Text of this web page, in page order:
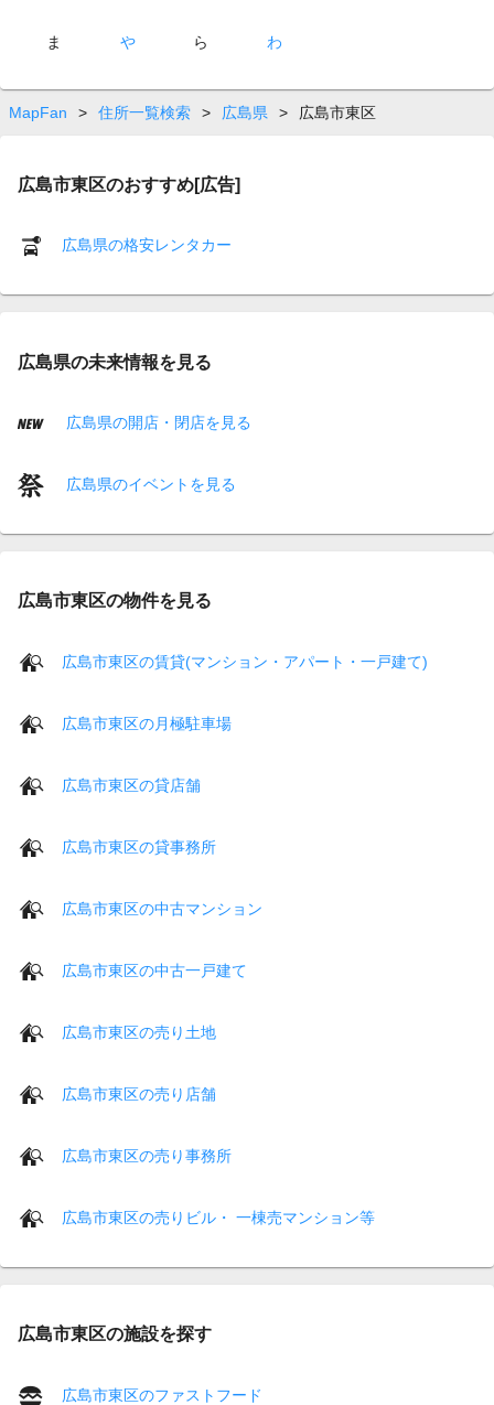
ま や ら わ
MapFan > 住所一覧検索 > 広島県 > 広島市東区
広島市東区のおすすめ[広告]
広島県の格安レンタカー
広島県の未来情報を見る
広島県の開店・閉店を見る
広島県のイベントを見る
広島市東区の物件を見る
広島市東区の賃貸(マンション・アパート・一戸建て)
広島市東区の月極駐車場
広島市東区の貸店舗
広島市東区の貸事務所
広島市東区の中古マンション
広島市東区の中古一戸建て
広島市東区の売り土地
広島市東区の売り店舗
広島市東区の売り事務所
広島市東区の売りビル・ 一棟売マンション等
広島市東区の施設を探す
広島市東区のファストフード